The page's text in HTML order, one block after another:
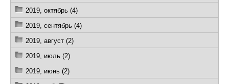
2019, октябрь (4)
2019, сентябрь (4)
2019, август (2)
2019, июль (2)
2019, июнь (2)